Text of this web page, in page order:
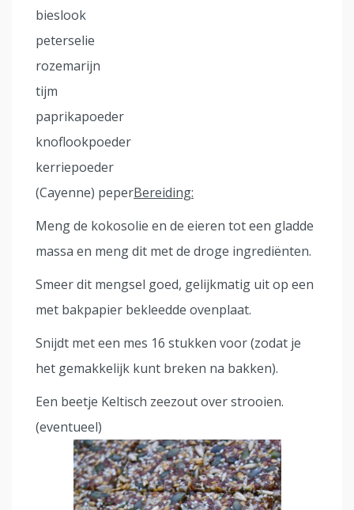
bieslook
peterselie
rozemarijn
tijm
paprikapoeder
knoflookpoeder
kerriepoeder
(Cayenne) peperBereiding:
Meng de kokosolie en de eieren tot een gladde
massa en meng dit met de droge ingrediënten.
Smeer dit mengsel goed, gelijkmatig uit op een
met bakpapier bekleedde ovenplaat.
Snijdt met een mes 16 stukken voor (zodat je
het gemakkelijk kunt breken na bakken).
Een beetje Keltisch zeezout over strooien.
(eventueel)